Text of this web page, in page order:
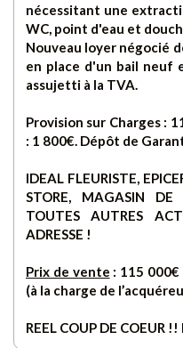
nécessitant une
WC, point d'eau et
Nouveau loyer négocié
en place d'un bail neuf
assujetti à la TVA.
Provision sur Charges :
: 1 800€. Dépôt de
IDEAL FLEURISTE,
STORE, MAGASIN DE
TOUTES AUTRES
ADRESSE !
Prix de vente : 115 000€
(à la charge de
REEL COUP DE COEUR !!